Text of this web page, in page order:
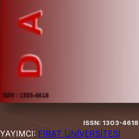
ISSN: 1303-4618
YAYIMCI: FIRAT ÜNİVERSİTESİ